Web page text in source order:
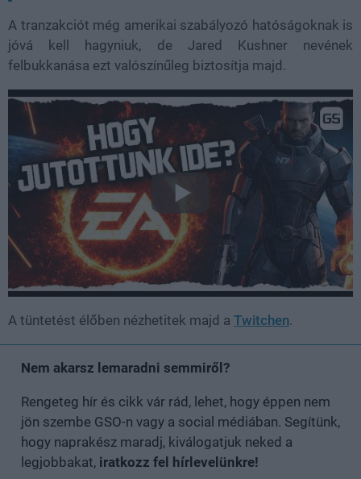
A tranzakciót még amerikai szabályozó hatóságoknak is
jóvá kell hagyniuk, de Jared Kushner nevének
felbukkanása ezt valószínűleg biztosítja majd.
A tüntetést élőben nézhetitek majd a Twitchen.
Nem akarsz lemaradni semmiről?
Rengeteg hír és cikk vár rád, lehet, hogy éppen nem
jön szembe GSO-n vagy a social médiában. Segítünk,
hogy naprakész maradj, kiválogatjuk neked a
legjobbakat, iratkozz fel hírlevelünkre!